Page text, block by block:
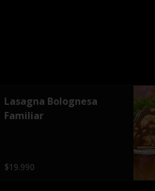
Lasagna Bolognesa
Familiar
$19.990